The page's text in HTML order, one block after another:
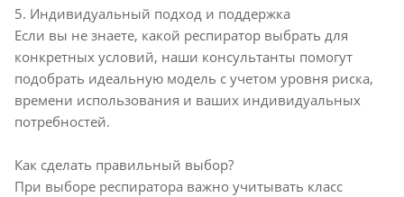
5. Индивидуальный подход и поддержка
Если вы не знаете, какой респиратор выбрать для
конкретных условий, наши консультанты помогут
подобрать идеальную модель с учетом уровня риска,
времени использования и ваших индивидуальных
потребностей.
Как сделать правильный выбор?
При выборе респиратора важно учитывать класс